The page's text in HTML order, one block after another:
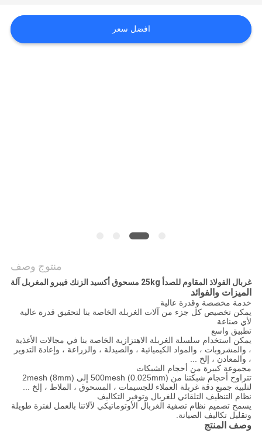
اطلب
افضل سعر
منتوج وصف
غربال الفولاذ المقاوم للصدأ 25kg مسحوق أكسيد الزنك فيبرو المغربل آلة
الميزات والفوائد
خدمة مخصصة وقدرة عالية
يمكن تخصيص كل جزء من آلات الغربلة الخاصة بنا لتحقيق قدرة عالية
لأي صناعة
تطبيق واسع
يمكن استخدام سلسلة الغربلة الاهتزازية الخاصة بنا في مجالات الأغذية
، والمشروبات ، والمواد الكيميائية ، والصيدلة ، والزراعة ، وإعادة التدوير
، والمعادن ، إلخ ...
مجموعة كبيرة من أحجام الشبكات
تتراوح أحجام شبكتنا من 500mesh (0.025mm) إلى 2mesh (8mm)
لتلبية جميع دقة غربلة العملاء للجسيمات ، المسحوق ، الملاط ، إلخ ...
نظام التنظيف التلقائي للغربال وتوفير التكاليف
يسمح تصميم نظام تصفية الغربال الأوتوماتيكي لآلاتنا بالعمل لفترة طويلة
وتقليل تكاليف الصيانة.
وصف المنتج